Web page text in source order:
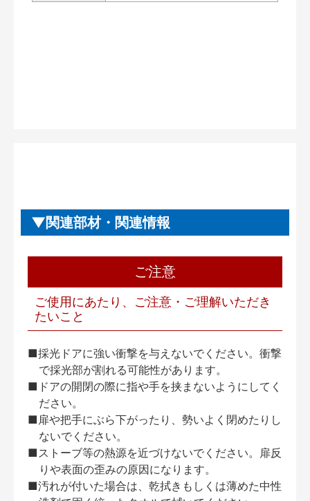
関連部材・関連情報
ご注意
ご使用にあたり、ご注意・ご理解いただき
たいこと
■採光ドアに強い衝撃を与えないでください。衝撃
で採光部が割れる可能性があります。
■ドアの開閉の際に指や手を挟まないようにしてく
ださい。
■扉や把手にぶら下がったり、勢いよく閉めたりし
ないでください。
■ストーブ等の熱源を近づけないでください。扉反
りや表面の歪みの原因になります。
■汚れが付いた場合は、乾拭きもしくは薄めた中性